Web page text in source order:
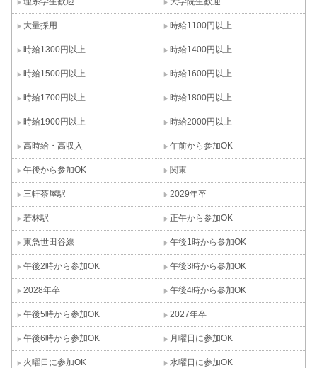
大量採用 時給1100円以上
時給1300円以上 時給1400円以上
時給1500円以上 時給1600円以上
時給1700円以上 時給1800円以上
時給1900円以上 時給2000円以上
高時給・高収入 午前から参加OK
午後から参加OK 関東
三軒茶屋駅 2029年卒
若林駅 正午から参加OK
東急世田谷線 午後1時から参加OK
午後2時から参加OK 午後3時から参加OK
2028年卒 午後4時から参加OK
午後5時から参加OK 2027年卒
午後6時から参加OK 月曜日に参加OK
火曜日に参加OK 水曜日に参加OK